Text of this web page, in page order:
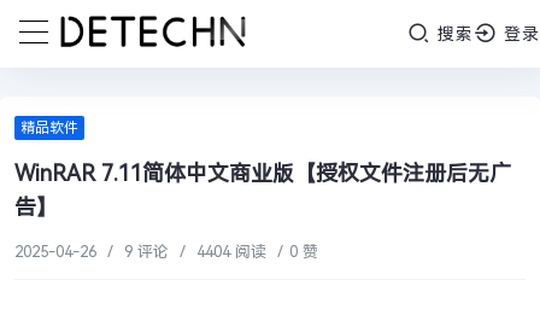
搜索 登录
精品软件
WinRAR 7.11简体中文商业版【授权文件注册后无广
告】
2025-04-26 / 9 评论 / 4404 阅读 / 0 赞